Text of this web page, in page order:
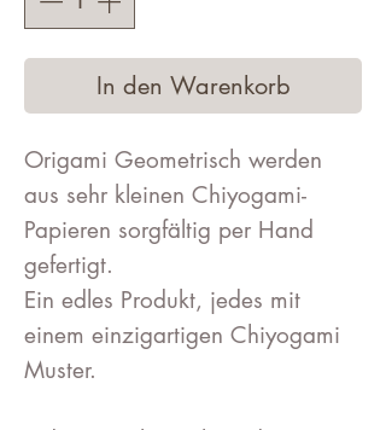
In den Warenkorb
Origami Geometrisch werden
aus sehr kleinen Chiyogami-
Papieren sorgfältig per Hand
gefertigt.
Ein edles Produkt, jedes mit
einem einzigartigen Chiyogami
Muster.